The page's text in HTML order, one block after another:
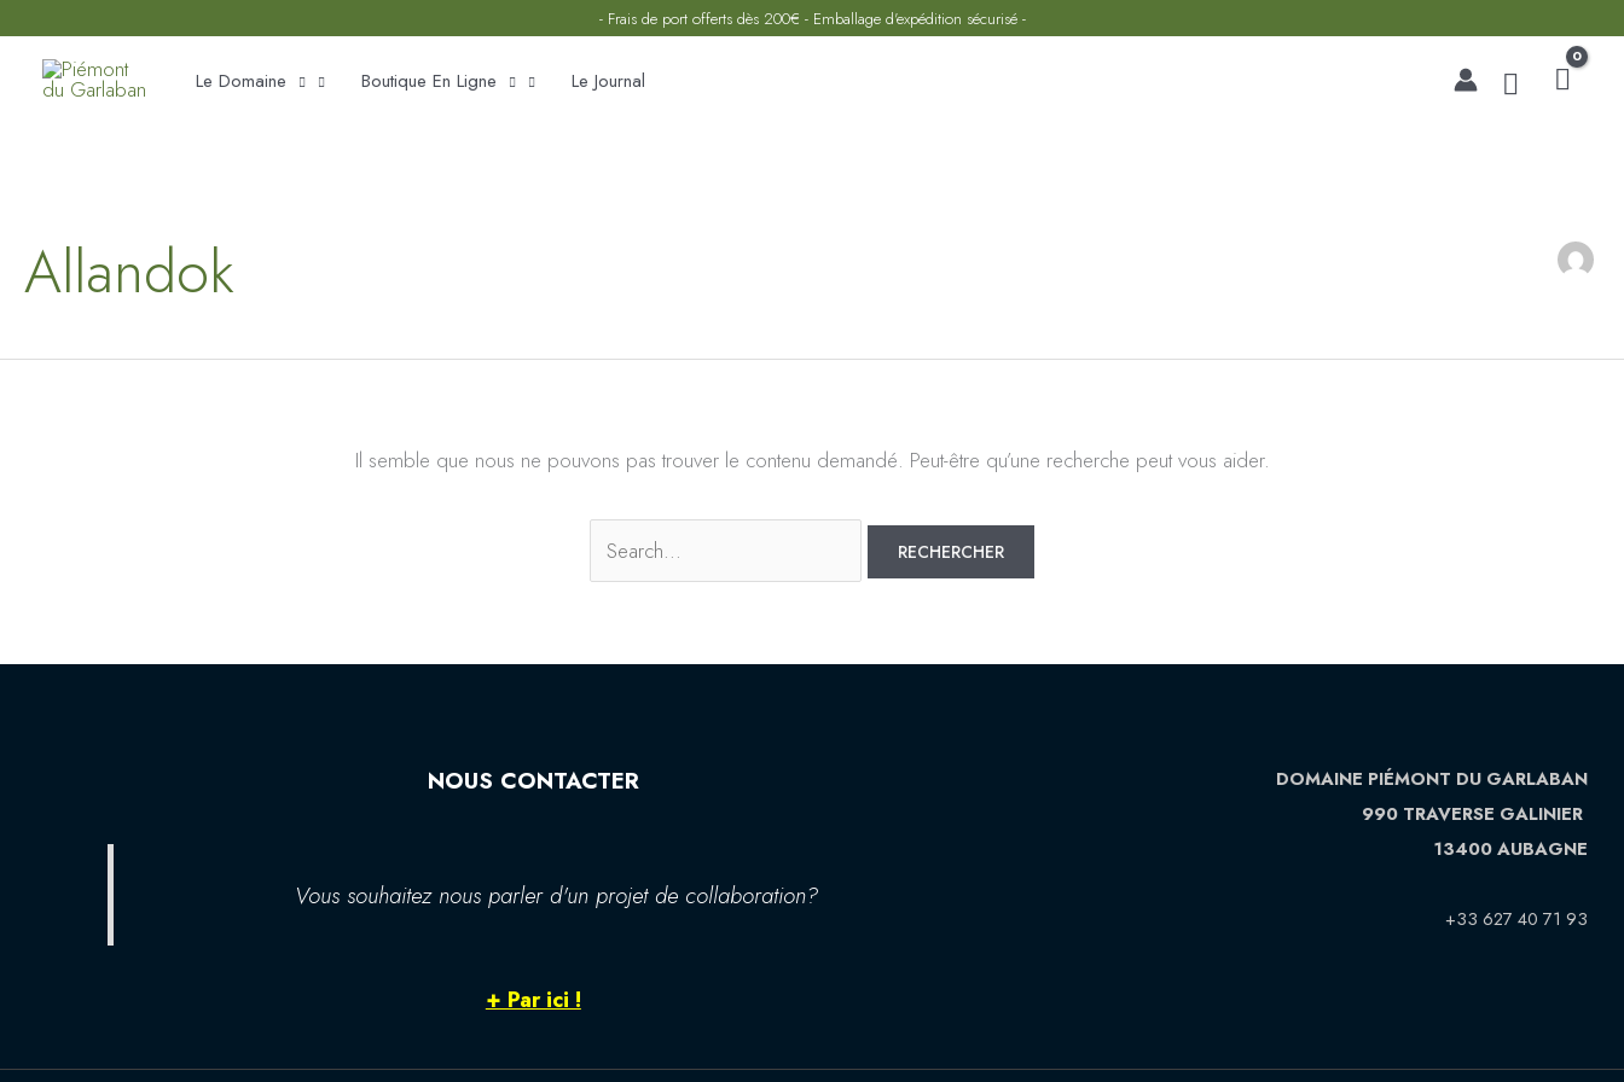
principal
contenu
- Frais de port offerts dès 200€ - Emballage d'expédition sécurisé -
Le Domaine Boutique En Ligne Le Journal
Allandok
Il semble que nous ne pouvons pas trouver le contenu demandé. Peut-être qu’une recherche peut vous aider.
NOUS CONTACTER
Vous souhaitez nous parler d'un projet de collaboration?
+ Par ici !
DOMAINE PIÉMONT DU GARLABAN
990 TRAVERSE GALINIER
13400 AUBAGNE
+33 627 40 71 93